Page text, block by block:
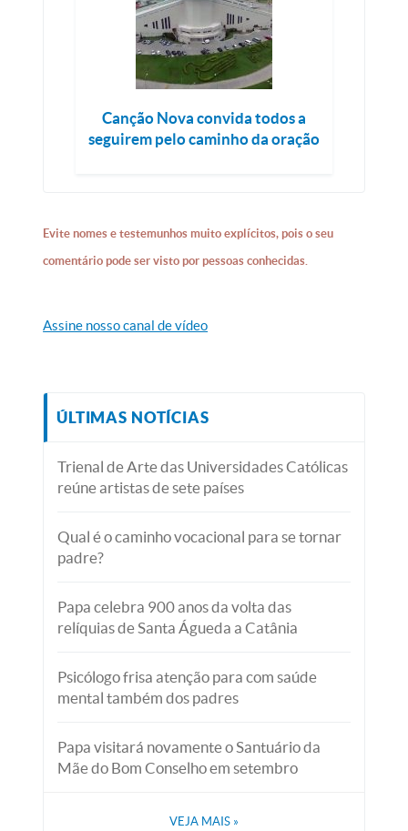
Canção Nova convida todos a
seguirem pelo caminho da oração
Evite nomes e testemunhos muito explícitos, pois o seu
comentário pode ser visto por pessoas conhecidas.
Assine nosso canal de vídeo
ÚLTIMAS NOTÍCIAS
Trienal de Arte das Universidades Católicas
reúne artistas de sete países
Qual é o caminho vocacional para se tornar
padre?
Papa celebra 900 anos da volta das
relíquias de Santa Águeda a Catânia
Psicólogo frisa atenção para com saúde
mental também dos padres
Papa visitará novamente o Santuário da
Mãe do Bom Conselho em setembro
VEJA MAIS »